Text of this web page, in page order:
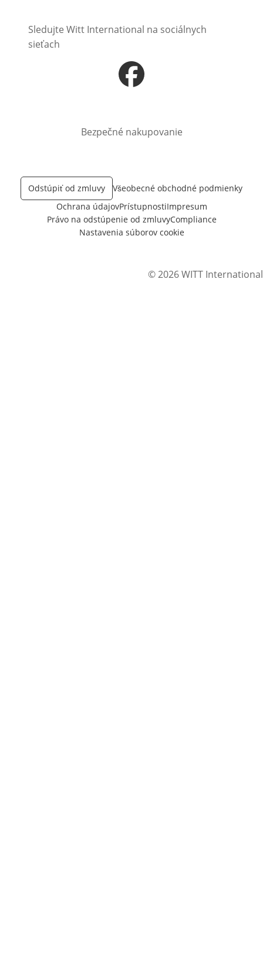
Sledujte Witt International na sociálnych
sieťach
Otvorí sa vnovom okne
Bezpečné nakupovanie
Odstúpiť od zmluvy
Všeobecné obchodné podmienky
Ochrana údajovPrístupnostiImpresum
Právo na odstúpenie od zmluvyCompliance
Nastavenia súborov cookie
© 2026 WITT International